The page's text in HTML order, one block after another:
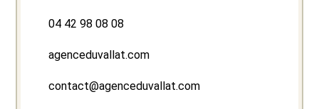
04 42 98 08 08
agenceduvallat.com
contact@agenceduvallat.com